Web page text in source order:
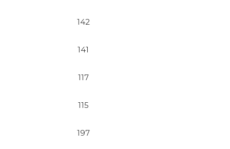
142
141
117
115
197